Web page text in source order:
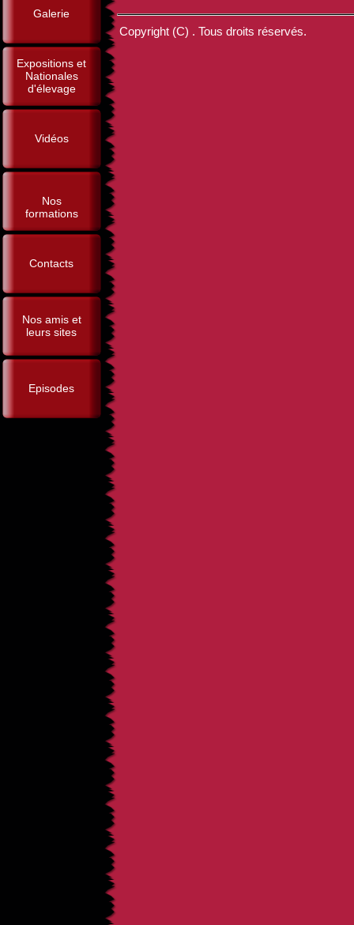
Galerie
Expositions et
Nationales
d'élevage
Vidéos
Nos
formations
Contacts
Nos amis et
leurs sites
Episodes
Copyright (C) . Tous droits réservés.